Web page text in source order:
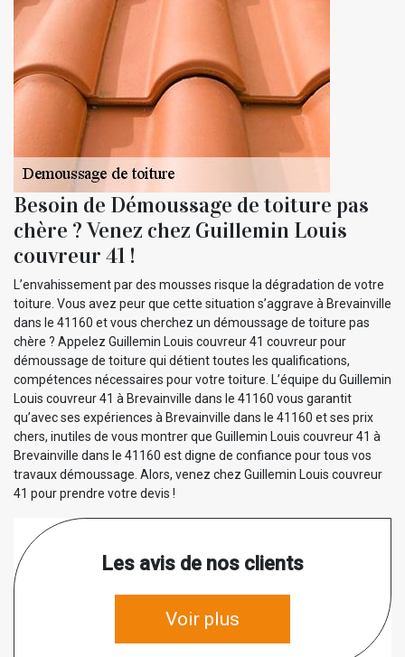
Besoin de Démoussage de toiture pas
chère ? Venez chez Guillemin Louis
couvreur 41 !
L’envahissement par des mousses risque la dégradation de votre
toiture. Vous avez peur que cette situation s’aggrave à Brevainville
dans le 41160 et vous cherchez un démoussage de toiture pas
chère ? Appelez Guillemin Louis couvreur 41 couvreur pour
démoussage de toiture qui détient toutes les qualifications,
compétences nécessaires pour votre toiture. L’équipe du Guillemin
Louis couvreur 41 à Brevainville dans le 41160 vous garantit
qu’avec ses expériences à Brevainville dans le 41160 et ses prix
chers, inutiles de vous montrer que Guillemin Louis couvreur 41 à
Brevainville dans le 41160 est digne de confiance pour tous vos
travaux démoussage. Alors, venez chez Guillemin Louis couvreur
41 pour prendre votre devis !
Les avis de nos clients
Voir plus